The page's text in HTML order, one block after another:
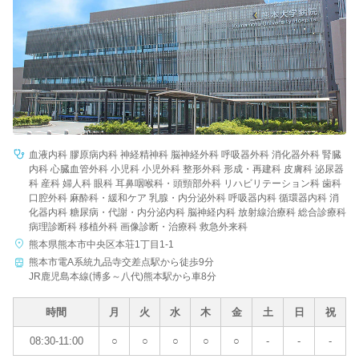
血液内科 膠原病内科 神経精神科 脳神経外科 呼吸器外科 消化器外科 腎臓
内科 心臓血管外科 小児科 小児外科 整形外科 形成・再建科 皮膚科 泌尿器
科 産科 婦人科 眼科 耳鼻咽喉科・頭頸部外科 リハビリテーション科 歯科
口腔外科 麻酔科・緩和ケア 乳腺・内分泌外科 呼吸器内科 循環器内科 消
化器内科 糖尿病・代謝・内分泌内科 脳神経内科 放射線治療科 総合診療科
病理診断科 移植外科 画像診断・治療科 救急外来科
熊本県熊本市中央区本荘1丁目1-1
熊本市電A系統九品寺交差点駅から徒歩9分
JR鹿児島本線(博多～八代)熊本駅から車8分
時間 月 火 水 木 金 土 日 祝
08:30-11:00 ○ ○ ○ ○ ○ - - -